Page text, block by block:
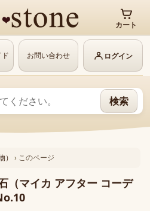
カート
お問い合わせ ログイン
検索
› このページ
（マイカ アフター コーデ